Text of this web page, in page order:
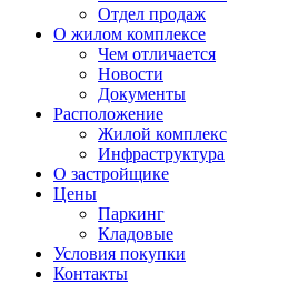
Отдел продаж
О жилом комплексе
Чем отличается
Новости
Документы
Расположение
Жилой комплекс
Инфраструктура
О застройщике
Цены
Паркинг
Кладовые
Условия покупки
Контакты